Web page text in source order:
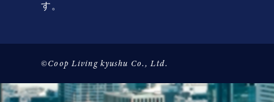
す。
©Coop Living kyushu Co., Ltd.